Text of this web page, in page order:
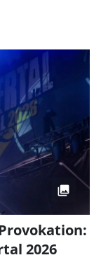
2026